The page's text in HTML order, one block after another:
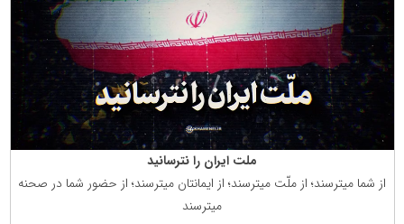
ملت ایران را نترسانید
از شما میترسند؛ از ملّت میترسند؛ از ایمانتان میترسند؛ از حضور شما در صحنه
میترسند